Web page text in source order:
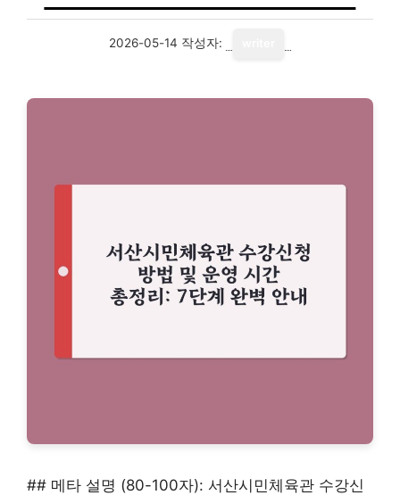
2026-05-14 작성자:
## 메타 설명 (80-100자): 서산시민체육관 수강신